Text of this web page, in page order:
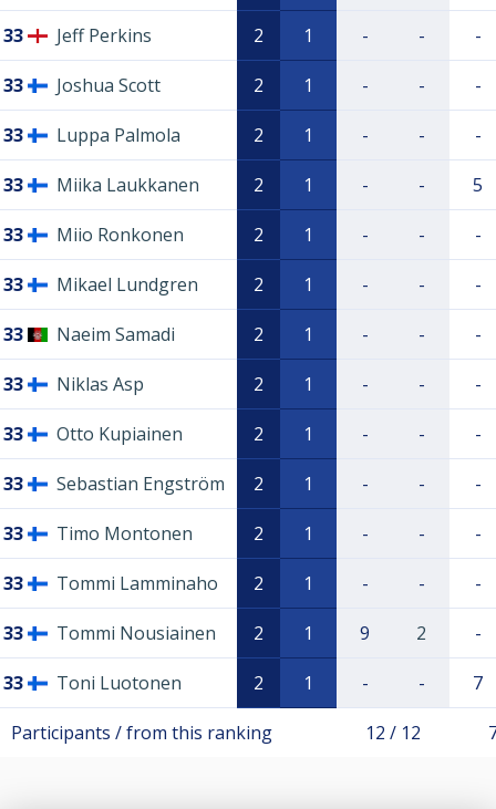
33 Jeff Perkins 2 1 - - -
33 Joshua Scott 2 1 - - -
33 Luppa Palmola 2 1 - - -
33 Miika Laukkanen 2 1 - - 5
33 Miio Ronkonen 2 1 - - -
33 Mikael Lundgren 2 1 - - -
33 Naeim Samadi 2 1 - - -
33 Niklas Asp 2 1 - - -
33 Otto Kupiainen 2 1 - - -
33 Sebastian Engström 2 1 - - -
33 Timo Montonen 2 1 - - -
33 Tommi Lamminaho 2 1 - - -
33 Tommi Nousiainen 2 1 9 2 -
33 Toni Luotonen 2 1 - - 7
Participants / from this ranking 12 / 12